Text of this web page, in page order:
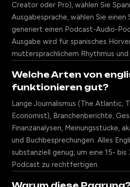
Creator oder Pro), wählen Sie
Ausgabesprache, wählen Sie einen
generiert einen Podcast-Audio-
Ausgabe wird für spanisches
muttersprachlichem Rhythmus
Welche Arten von
funktionieren gut?
Lange Journalismus (The Atlantic,
Economist), Branchenberichte,
Finanzanalysen, Meinungsstücke,
und Buchbesprechungen. Alles
substanziell genug, um eine 15-
Podcast zu rechtfertigen.